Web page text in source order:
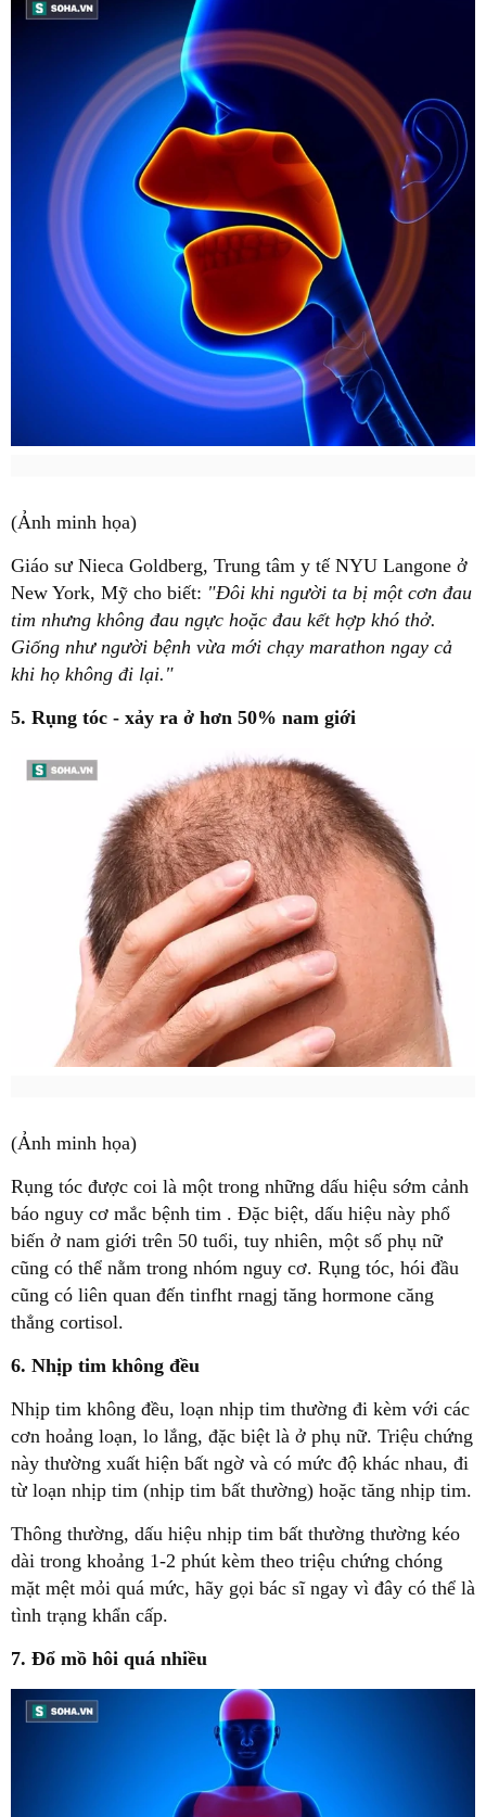
(Ảnh minh họa)
Giáo sư Nieca Goldberg, Trung tâm y tế NYU Langone ở
New York, Mỹ cho biết: "Đôi khi người ta bị một cơn đau
tim nhưng không đau ngực hoặc đau kết hợp khó thở.
Giống như người bệnh vừa mới chạy marathon ngay cả
khi họ không đi lại."
5. Rụng tóc - xảy ra ở hơn 50% nam giới
(Ảnh minh họa)
Rụng tóc được coi là một trong những dấu hiệu sớm cảnh
báo nguy cơ mắc bệnh tim . Đặc biệt, dấu hiệu này phổ
biến ở nam giới trên 50 tuổi, tuy nhiên, một số phụ nữ
cũng có thể nằm trong nhóm nguy cơ. Rụng tóc, hói đầu
cũng có liên quan đến tinfht rnagj tăng hormone căng
thẳng cortisol.
6. Nhịp tim không đều
Nhịp tim không đều, loạn nhịp tim thường đi kèm với các
cơn hoảng loạn, lo lắng, đặc biệt là ở phụ nữ. Triệu chứng
này thường xuất hiện bất ngờ và có mức độ khác nhau, đi
từ loạn nhịp tim (nhịp tim bất thường) hoặc tăng nhịp tim.
Thông thường, dấu hiệu nhịp tim bất thường thường kéo
dài trong khoảng 1-2 phút kèm theo triệu chứng chóng
mặt mệt mỏi quá mức, hãy gọi bác sĩ ngay vì đây có thể là
tình trạng khẩn cấp.
7. Đổ mồ hôi quá nhiều